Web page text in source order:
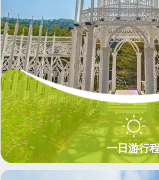
一日游行
一日游行程